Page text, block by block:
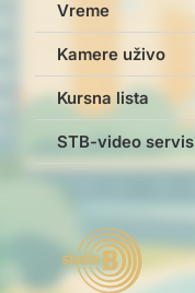
Vreme
Kamere uživo
Kursna lista
STB-video servis